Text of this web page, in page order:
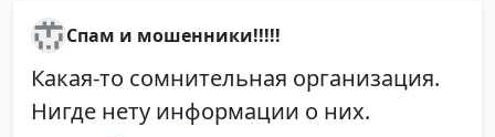
Спам и мошенники!!!!!
Какая-то сомнительная организация.
Нигде нету информации о них.